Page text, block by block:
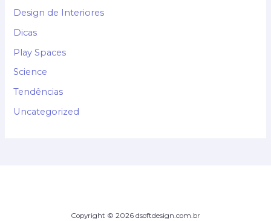
Design de Interiores
Dicas
Play Spaces
Science
Tendências
Uncategorized
Copyright © 2026 dsoftdesign.com.br